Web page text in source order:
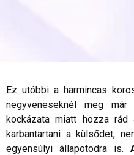
Ez utóbbi a harmincas
negyveneseknél meg
kockázata miatt hozza
karbantartani a külsődet,
egyensúlyi állapotodra is.